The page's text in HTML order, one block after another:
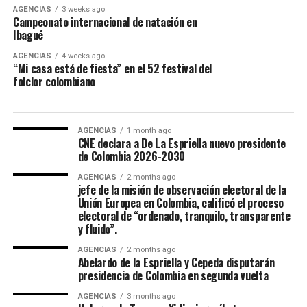
construyeron originalmente a finales de los años 70
para los Juegos Nacionales de 1970.
coronación encuentro nacional, con el concierto del
artista invitado Felipe Pelaez, y otros eventos más se
ralizaron en la Concha Acustica Garzon y Collazos.
Maria Paula Gonzalez Lozano, representó a Ibagué en el
52 Festival Folclórico Colombiano , fue elejida como
Embajadora Municipal del Folclor, representaba la
comuna 12 de la ciudad y obtuvo el titulo por su
carisma, dominio escenico e interpretación del baile
AGENCIAS 3 weeks ago
Campeonato internacional de natación en
Ibagué
AGENCIAS 4 weeks ago
“Mi casa está de fiesta” en el 52 festival del
folclor colombiano
AGENCIAS 1 month ago
CNE declara a De La Espriella nuevo presidente
de Colombia 2026-2030
AGENCIAS 2 months ago
jefe de la misión de observación electoral de la
Unión Europea en Colombia, calificó el proceso
electoral de “ordenado, tranquilo, transparente
y fluido”.
AGENCIAS 2 months ago
Abelardo de la Espriella y Cepeda disputarán
presidencia de Colombia en segunda vuelta
AGENCIAS 3 months ago